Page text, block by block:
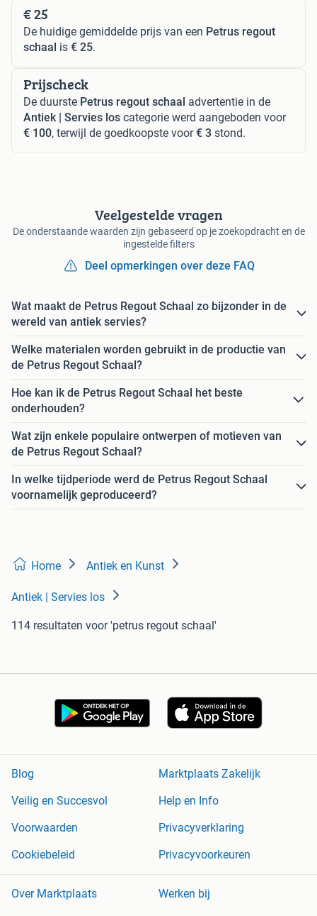
€ 25
De huidige gemiddelde prijs van een Petrus regout
schaal is € 25.
Prijscheck
De duurste Petrus regout schaal advertentie in de
Antiek | Servies los categorie werd aangeboden voor
€ 100, terwijl de goedkoopste voor€ 3 stond.
Veelgestelde vragen
De onderstaande waarden zijn gebaseerd op je zoekopdracht en de
ingestelde filters
Deel opmerkingen over deze FAQ
Wat maakt de Petrus Regout Schaal zo bijzonder in de
wereld van antiek servies?
Welke materialen worden gebruikt in de productie van
de Petrus Regout Schaal?
Hoe kan ik de Petrus Regout Schaal het beste
onderhouden?
Wat zijn enkele populaire ontwerpen of motieven van
de Petrus Regout Schaal?
In welke tijdperiode werd de Petrus Regout Schaal
voornamelijk geproduceerd?
Home Antiek en Kunst
Antiek | Servies los
114 resultaten voor 'petrus regout schaal'
Blog
Marktplaats Zakelijk
Veilig en Succesvol
Help en Info
Voorwaarden
Privacyverklaring
Cookiebeleid
Privacyvoorkeuren
Over Marktplaats
Werken bij